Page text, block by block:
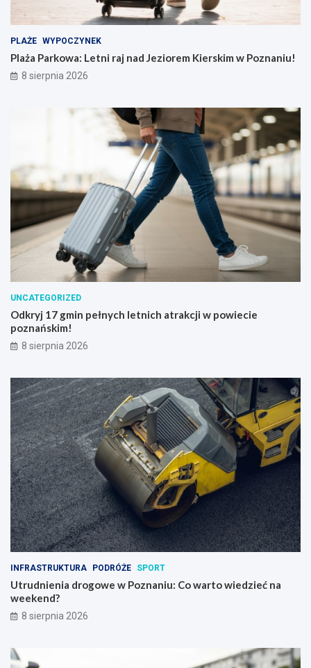
PLAŻE WYPOCZYNEK
Plaża Parkowa: Letni raj nad Jeziorem Kierskim w Poznaniu!
8 sierpnia 2026
UNCATEGORIZED
Odkryj 17 gmin pełnych letnich atrakcji w powiecie
poznańskim!
8 sierpnia 2026
INFRASTRUKTURA PODRÓŻE SPORT
Utrudnienia drogowe w Poznaniu: Co warto wiedzieć na
weekend?
8 sierpnia 2026